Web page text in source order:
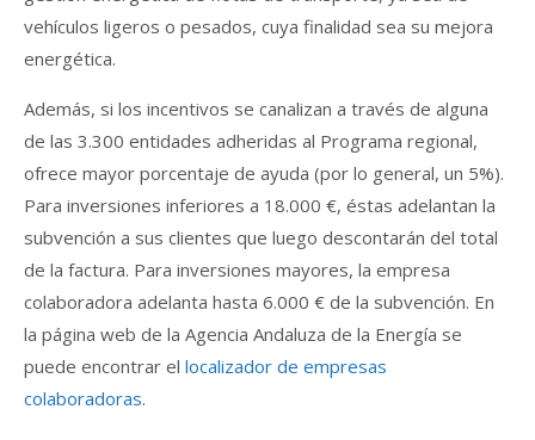
vehículos ligeros o pesados, cuya finalidad sea su mejora
energética.
Además, si los incentivos se canalizan a través de alguna
de las 3.300 entidades adheridas al Programa regional,
ofrece mayor porcentaje de ayuda (por lo general, un 5%).
Para inversiones inferiores a 18.000 €, éstas adelantan la
subvención a sus clientes que luego descontarán del total
de la factura. Para inversiones mayores, la empresa
colaboradora adelanta hasta 6.000 € de la subvención. En
la página web de la Agencia Andaluza de la Energía se
puede encontrar el localizador de empresas
colaboradoras.